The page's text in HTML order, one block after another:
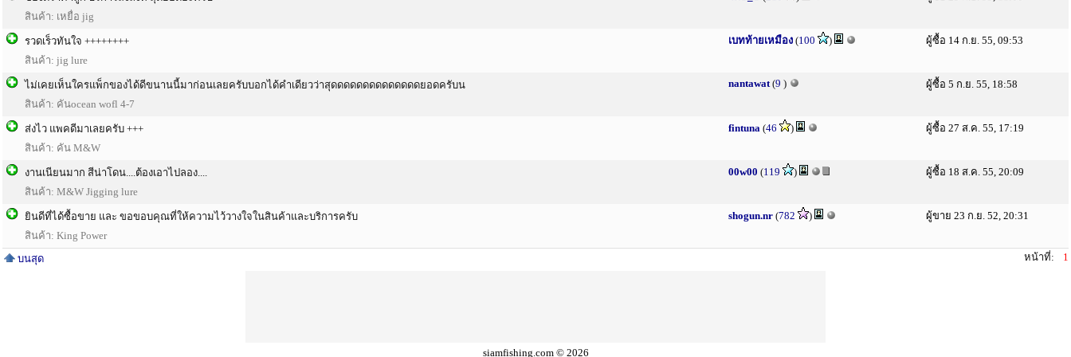
สินค้า: เหยื่อ jig
รวดเร็วทันใจ ++++++++
สินค้า: jig lure
เบทท้ายเหมือง (100 ) ผู้ซื้อ 14 ก.ย. 55, 09:53
ไม่เคยเห็นใครแพ็กของได้ดีขนานนี้มาก่อนเลยครับบอกได้คำเดียวว่าสุดดดดดดดดดดดดดดยอดครับน
สินค้า: คันocean wofl 4-7
nantawat(9 ) ผู้ซื้อ 5 ก.ย. 55, 18:58
ส่งไว แพคดีมาเลยครับ +++
สินค้า: คัน M&W
fintuna (46 ) ผู้ซื้อ 27 ส.ค. 55, 17:19
งานเนียนมาก สีน่าโดน....ต้องเอาไปลอง....
สินค้า: M&W Jigging lure
00w00 (119 ) ผู้ซื้อ 18 ส.ค. 55, 20:09
ยินดีที่ได้ซื้อขาย และ ขอขอบคุณที่ให้ความไว้วางใจในสินค้าและบริการครับ
สินค้า: King Power
shogun.nr (782 ) ผู้ขาย 23 ก.ย. 52, 20:31
บนสุด หน้าที่: 1
siamfishing.com © 2026